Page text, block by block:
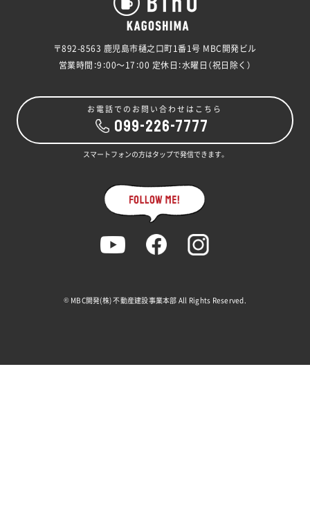
〒892-8563 鹿児島市樋之口町1番1号 MBC開発ビル
営業時間：9：00～17：00 定休日：水曜日（祝日除く）
お電話でのお問い合わせはこちら
099-226-7777
スマートフォンの方はタップで発信できます。
© MBC開発(株) 不動産建設事業本部 All Rights Reserved.